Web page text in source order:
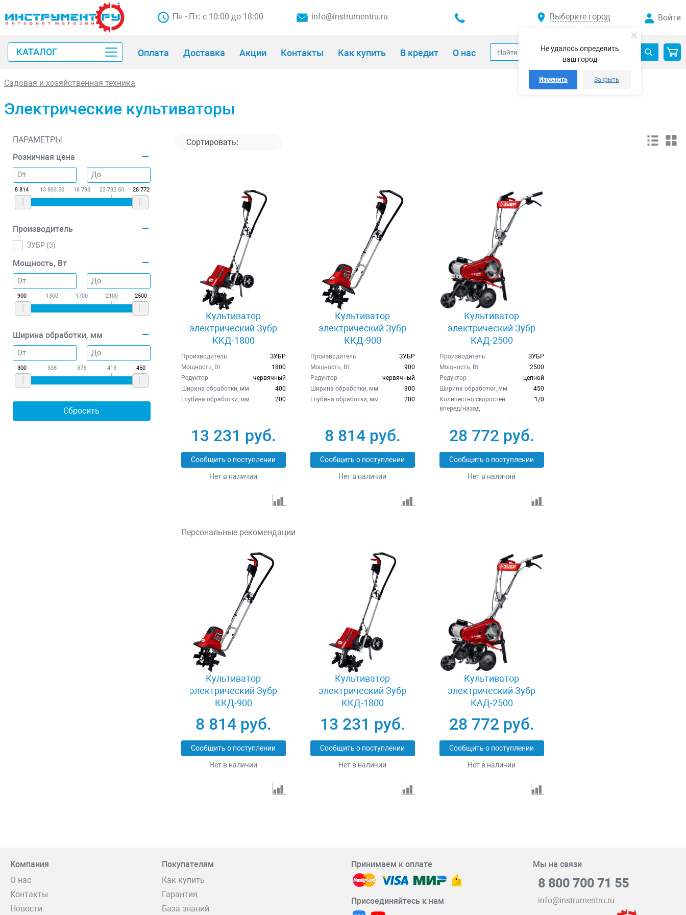
Не удалось определить
ваш город
Изменить Закрыть
Пн - Пт: с 10:00 до 18:00 info@instrumentru.ru Выберите город Войти
КАТАЛОГ Оплата Доставка Акции Контакты Как купить В кредит О нас
Садовая и хозяйственная техника
Электрические культиваторы
ПАРАМЕТРЫ
Розничная цена
8 814 13 803.50 18 793 23 782.50 28 772
Производитель
ЗУБР (3)
Мощность, Вт
900 1300 1700 2100 2500
Ширина обработки, мм
300 338 375 413 450
Культиватор
электрический Зубр
ККД-1800
Производитель
ЗУБР
Мощность, Вт
1800
Редуктор
червячный
Ширина обработки, мм
400
Глубина обработки, мм
200
13 231 руб.
Сообщить о поступлении
Нет в наличии
Культиватор
электрический Зубр
ККД-900
Производитель
ЗУБР
Мощность, Вт
900
Редуктор
червячный
Ширина обработки, мм
300
Глубина обработки, мм
200
8 814 руб.
Сообщить о поступлении
Нет в наличии
Культиватор
электрический Зубр
КАД-2500
Производитель
ЗУБР
Мощность, Вт
2500
Редуктор
цепной
Ширина обработки, мм
450
Количество скоростей
вперед/назад
1/0
28 772 руб.
Сообщить о поступлении
Нет в наличии
Персональные рекомендации
Культиватор
электрический Зубр
ККД-900
8 814 руб.
Сообщить о поступлении
Нет в наличии
Культиватор
электрический Зубр
ККД-1800
13 231 руб.
Сообщить о поступлении
Нет в наличии
Культиватор
электрический Зубр
КАД-2500
28 772 руб.
Сообщить о поступлении
Нет в наличии
Компания
О нас
Контакты
Новости
Покупателям
Как купить
Гарантия
База знаний
Принимаем к оплате
Присоединяйтесь к нам
Мы на связи
8 800 700 71 55
info@instrumentru.ru